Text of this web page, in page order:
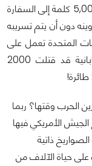
بينهما، حيث أرسلت طوكيو إخطارًا مُكون من 5,000 كلمة إلى السفارة
دون أن يتم تسريبه
المتحدة تعمل على
فك رموز الإخطار وترجمته، كانت القوات اليابانية قد قتلت 2000
الحرب وقتها؟ ربما
توفير 15 دقيقة يبلغ الجيش الأمريكي فيها
ذاتية
حياة الآلاف من